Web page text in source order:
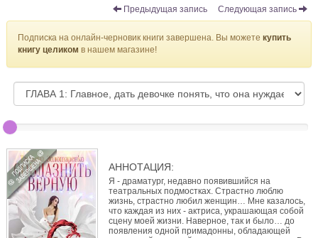
Предыдущая запись
Следующая запись
Подписка на онлайн-черновик книги завершена. Вы можетекупить
книгу целиком в нашем магазине!
АННОТАЦИЯ:
Я - драматург, недавно появившийся на
театральных подмостках. Страстно люблю
жизнь, страстно любил женщин… Мне казалось,
что каждая из них - актриса, украшающая собой
сцену моей жизни. Наверное, так и было… до
появления одной примадонны, обладающей